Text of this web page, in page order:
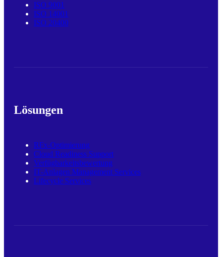
ISO 9001
ISO 14001
ISO 20400
Lösungen
RFx-Optimierung
Cloud Readiness Support
Verfügbarkeitsbewertung
IT-Anlagen Management Services
Lifecycle Services